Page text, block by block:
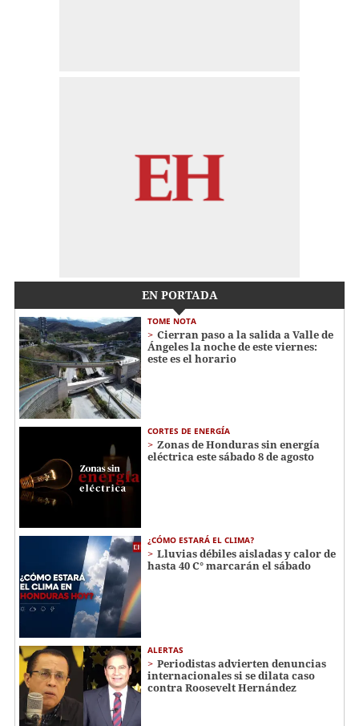
EN PORTADA
TOME NOTA
Cierran paso a la salida a Valle de
Ángeles la noche de este viernes:
este es el horario
CORTES DE ENERGÍA
Zonas de Honduras sin energía
eléctrica este sábado 8 de agosto
¿CÓMO ESTARÁ EL CLIMA?
Lluvias débiles aisladas y calor de
hasta 40 C° marcarán el sábado
ALERTAS
Periodistas advierten denuncias
internacionales si se dilata caso
contra Roosevelt Hernández